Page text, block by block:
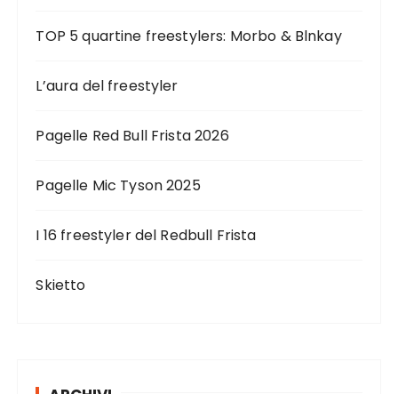
TOP 5 quartine freestylers: Morbo & Blnkay
L’aura del freestyler
Pagelle Red Bull Frista 2026
Pagelle Mic Tyson 2025
I 16 freestyler del Redbull Frista
Skietto